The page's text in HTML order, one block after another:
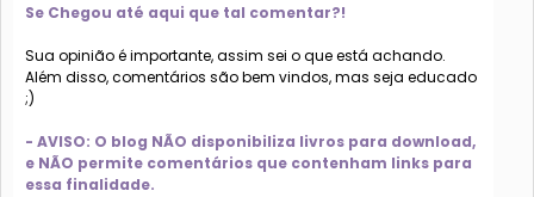
Se Chegou até aqui que tal comentar?!
Sua opinião é importante, assim sei o que está achando.
Além disso, comentários são bem vindos, mas seja educado
;)
- AVISO: O blog NÃO disponibiliza livros para download,
e NÃO permite comentários que contenham links para
essa finalidade.